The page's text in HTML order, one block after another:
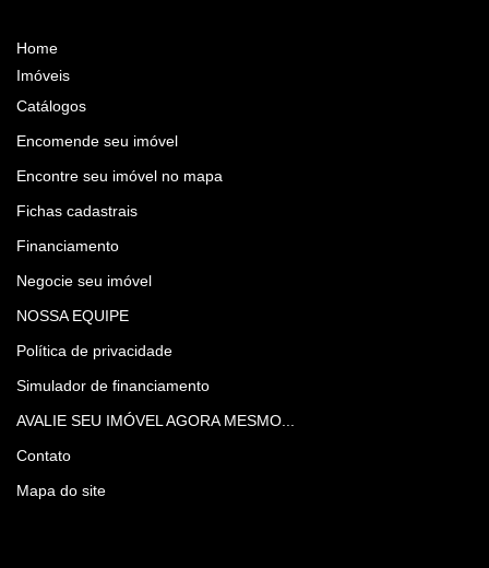
Home
Imóveis
Catálogos
Encomende seu imóvel
Encontre seu imóvel no mapa
Fichas cadastrais
Financiamento
Negocie seu imóvel
NOSSA EQUIPE
Política de privacidade
Simulador de financiamento
AVALIE SEU IMÓVEL AGORA MESMO...
Contato
Mapa do site